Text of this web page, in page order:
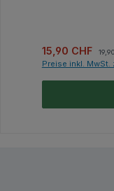
Verkaufspreis:
15,90 CHF
Preise inkl.